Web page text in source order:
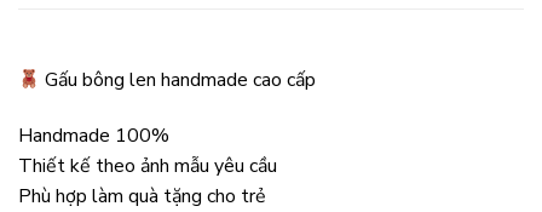
Gấu bông len handmade cao cấp
Handmade 100%
Thiết kế theo ảnh mẫu yêu cầu
Phù hợp làm quà tặng cho trẻ